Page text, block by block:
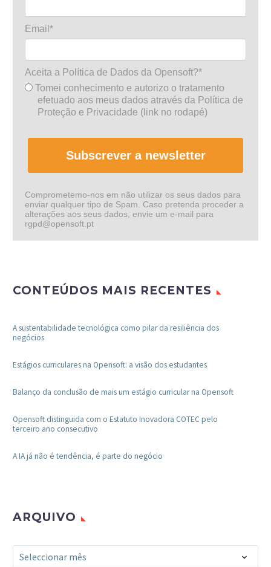
Email*
Aceita a Política de Dados da Opensoft?*
Tomei conhecimento e autorizo o tratamento
efetuado aos meus dados através da Política de
Proteção e Privacidade (link no rodapé)
Subscrever a newsletter
Comprometemo-nos em não utilizar os seus dados para
enviar qualquer tipo de Spam. Caso pretenda proceder a
alterações aos seus dados, envie um e-mail para
rgpd@opensoft.pt
CONTEÚDOS MAIS RECENTES
A sustentabilidade tecnológica como pilar da resiliência dos
negócios
Estágios curriculares na Opensoft: a visão dos estudantes
Balanço da conclusão de mais um estágio curricular na Opensoft
Opensoft distinguida com o Estatuto Inovadora COTEC pelo
terceiro ano consecutivo
A IA já não é tendência, é parte do negócio
ARQUIVO
Arquivo
Seleccionar mês